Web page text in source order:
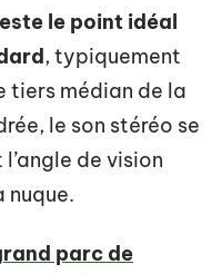
le point idéal
, typiquement
tiers médian de la
le son stéréo se
de vision
nuque.
parc de